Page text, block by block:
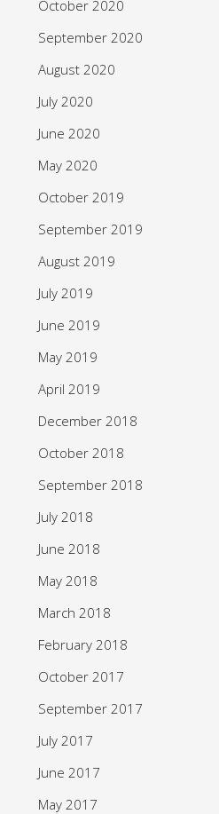
October 2020
September 2020
August 2020
July 2020
June 2020
May 2020
October 2019
September 2019
August 2019
July 2019
June 2019
May 2019
April 2019
December 2018
October 2018
September 2018
July 2018
June 2018
May 2018
March 2018
February 2018
October 2017
September 2017
July 2017
June 2017
May 2017